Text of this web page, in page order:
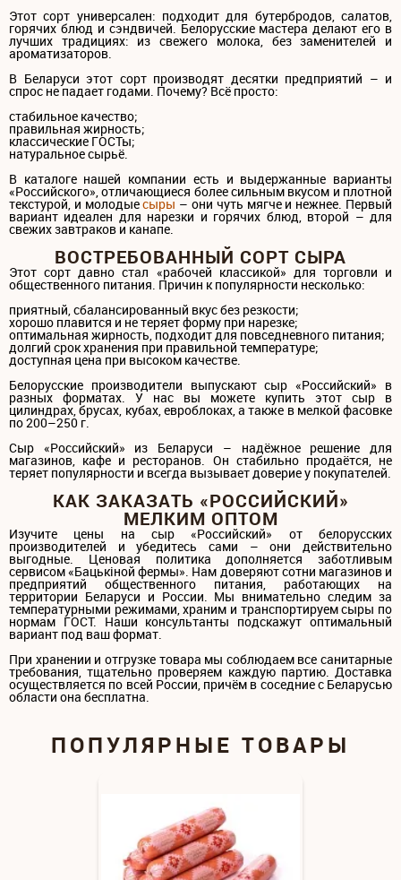
Этот сорт универсален: подходит для бутербродов, салатов,
горячих блюд и сэндвичей. Белорусские мастера делают его в
лучших традициях: из свежего молока, без заменителей и
ароматизаторов.
В Беларуси этот сорт производят десятки предприятий – и
спрос не падает годами. Почему? Всё просто:
стабильное качество;
правильная жирность;
классические ГОСТы;
натуральное сырьё.
В каталоге нашей компании есть и выдержанные варианты
«Российского», отличающиеся более сильным вкусом и плотной
текстурой, и молодыесыры – они чуть мягче и нежнее. Первый
вариант идеален для нарезки и горячих блюд, второй – для
свежих завтраков и канапе.
ВОСТРЕБОВАННЫЙ СОРТ СЫРА
Этот сорт давно стал «рабочей классикой» для торговли и
общественного питания. Причин к популярности несколько:
приятный, сбалансированный вкус без резкости;
хорошо плавится и не теряет форму при нарезке;
оптимальная жирность, подходит для повседневного питания;
долгий срок хранения при правильной температуре;
доступная цена при высоком качестве.
Белорусские производители выпускают сыр «Российский» в
разных форматах. У нас вы можете купить этот сыр в
цилиндрах, брусах, кубах, евроблоках, а также в мелкой фасовке
по 200–250 г.
Сыр «Российский» из Беларуси – надёжное решение для
магазинов, кафе и ресторанов. Он стабильно продаётся, не
теряет популярности и всегда вызывает доверие у покупателей.
КАК ЗАКАЗАТЬ «РОССИЙСКИЙ»
МЕЛКИМ ОПТОМ
Изучите цены на сыр «Российский» от белорусских
производителей и убедитесь сами – они действительно
выгодные. Ценовая политика дополняется заботливым
сервисом «Бацькiной фермы». Нам доверяют сотни магазинов и
предприятий общественного питания, работающих на
территории Беларуси и России. Мы внимательно следим за
температурными режимами, храним и транспортируем сыры по
нормам ГОСТ. Наши консультанты подскажут оптимальный
вариант под ваш формат.
При хранении и отгрузке товара мы соблюдаем все санитарные
требования, тщательно проверяем каждую партию. Доставка
осуществляется по всей России, причём в соседние с Беларусью
области она бесплатна.
ПОПУЛЯРНЫЕ ТОВАРЫ